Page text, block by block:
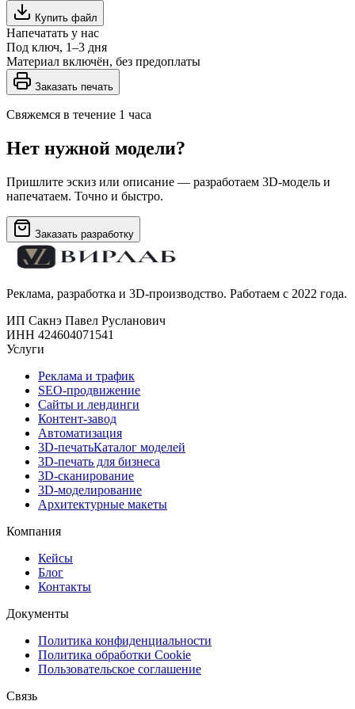
Купить файл
Напечатать у нас
Под ключ, 1–3 дня
Материал включён, без предоплаты
Заказать печать
Свяжемся в течение 1 часа
Нет нужной модели?
Пришлите эскиз или описание — разработаем 3D-модель и
напечатаем. Точно и быстро.
Заказать разработку
Реклама, разработка и 3D-производство. Работаем с 2022 года.
ИП Сакнэ Павел Русланович
ИНН 424604071541
Услуги
Реклама и трафик
SEO-продвижение
Сайты и лендинги
Контент-завод
Автоматизация
3D-печатьКаталог моделей
3D-печать для бизнеса
3D-сканирование
3D-моделирование
Архитектурные макеты
Компания
Кейсы
Блог
Контакты
Документы
Политика конфиденциальности
Политика обработки Cookie
Пользовательское соглашение
Связь